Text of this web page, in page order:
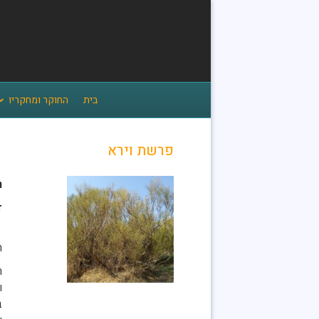
בית החוקר ומחקריו
פרשת וירא